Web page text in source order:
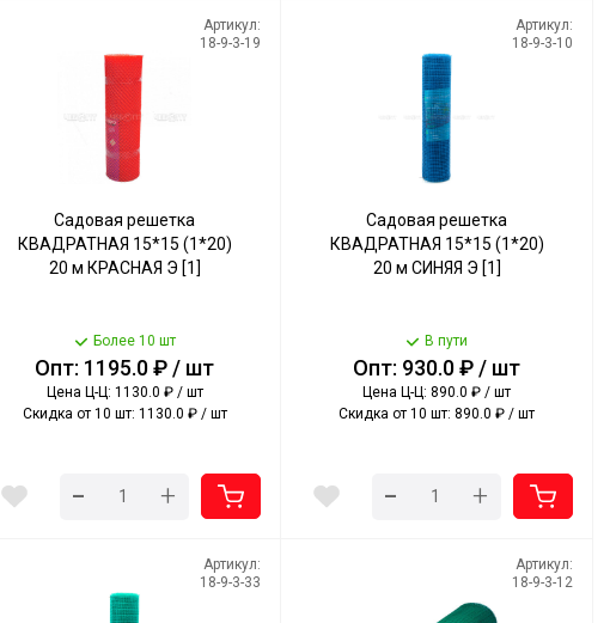
Артикул:
18-9-3-19
Садовая решетка
КВАДРАТНАЯ 15*15 (1*20)
20 м КРАСНАЯ Э [1]
Более 10 шт
Опт: 1195.0 ₽ / шт
Цена Ц-Ц: 1130.0 ₽ / шт
Скидка от 10 шт: 1130.0 ₽ / шт
- +
Артикул:
18-9-3-10
Садовая решетка
КВАДРАТНАЯ 15*15 (1*20)
20 м СИНЯЯ Э [1]
В пути
Опт: 930.0 ₽ / шт
Цена Ц-Ц: 890.0 ₽ / шт
Скидка от 10 шт: 890.0 ₽ / шт
- +
Артикул:
18-9-3-33
Артикул:
18-9-3-12